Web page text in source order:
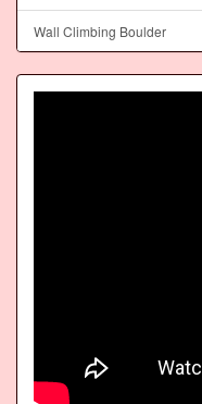
Wall Climbing Boulder